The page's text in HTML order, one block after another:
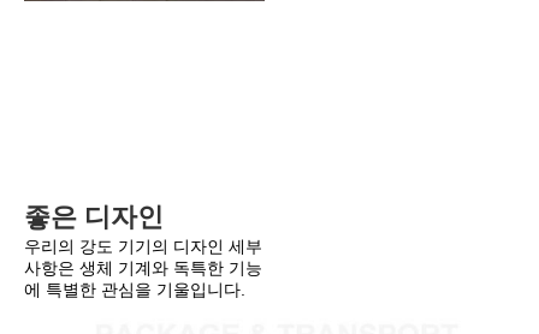
좋은 디자인
우리의 강도 기기의 디자인 세부
사항은 생체 기계와 독특한 기능
에 특별한 관심을 기울입니다.